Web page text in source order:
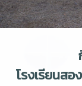
โรงเรียนส